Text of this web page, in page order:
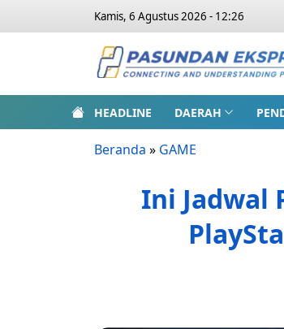
Kamis, 6 Agustus 2026 - 12:26
HEADLINE DAERAH
Beranda » GAME
Ini Jadwal